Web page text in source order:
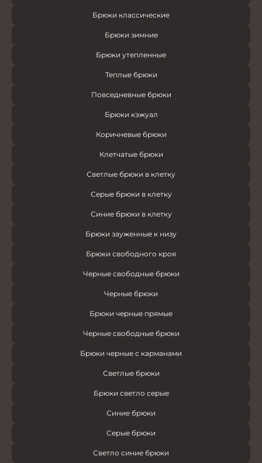
Брюки классические
Брюки зимние
Брюки утепленные
Теплые брюки
Повседневные брюки
Брюки кэжуал
Коричневые брюки
Клетчатые брюки
Светлые брюки в клетку
Серые брюки в клетку
Синие брюки в клетку
Брюки зауженные к низу
Брюки свободного кроя
Черные свободные брюки
Черные брюки
Брюки черные прямые
Черные свободные брюки
Брюки черные с карманами
Светлые брюки
Брюки светло серые
Синие брюки
Серые брюки
Светло синие брюки